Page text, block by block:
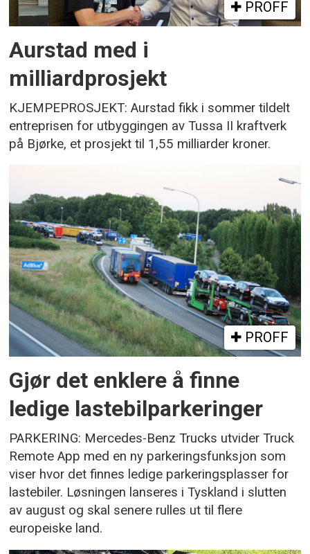
PROFF
Aurstad med i
milliardprosjekt
KJEMPEPROSJEKT: Aurstad fikk i sommer tildelt
entreprisen for utbyggingen av Tussa II kraftverk
på Bjørke, et prosjekt til 1,55 milliarder kroner.
PROFF
Gjør det enklere å finne
ledige lastebilparkeringer
PARKERING: Mercedes-Benz Trucks utvider Truck
Remote App med en ny parkeringsfunksjon som
viser hvor det finnes ledige parkeringsplasser for
lastebiler. Løsningen lanseres i Tyskland i slutten
av august og skal senere rulles ut til flere
europeiske land.